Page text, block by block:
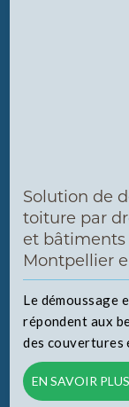
Solution de
toiture par
et bâtiments
Montpellier
Le démoussage
répondent aux
des couvertures
EN SAVOIR